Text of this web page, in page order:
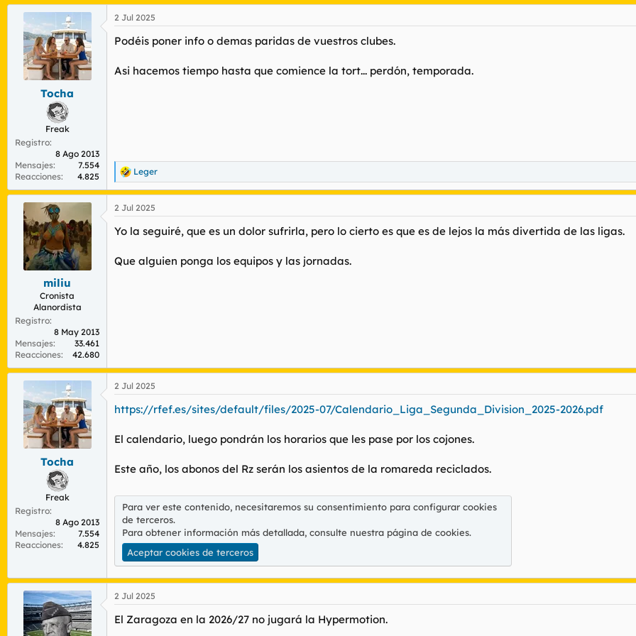
Tocha
Freak
Registro
8 Ago 2013
Mensajes
7.554
Reacciones
4.825
2 Jul 2025
Podéis poner info o demas paridas de vuestros clubes.
Asi hacemos tiempo hasta que comience la tort... perdón, temporada.
R
e
a
c
i
n
e
Leger
miliu
Cronista
Alanordista
Registro
8 May 2013
Mensajes
33.461
Reacciones
42.680
2 Jul 2025
Yo la seguiré, que es un dolor sufrirla, pero lo cierto es que es de lejos la más divertida de las ligas.
Que alguien ponga los equipos y las jornadas.
Tocha
Freak
Registro
8 Ago 2013
Mensajes
7.554
Reacciones
4.825
2 Jul 2025
https://rfef.es/sites/default/files/2025-07/Calendario_Liga_Segunda_Division_2025-2026.pdf
El calendario, luego pondrán los horarios que les pase por los cojones.
Este año, los abonos del Rz serán los asientos de la romareda reciclados.
Para ver este contenido, necesitaremos su consentimiento para configurar cookies
de terceros.
Para obtener información más detallada, consulte nuestra página de cookies.
Aceptar cookies de terceros
2 Jul 2025
El Zaragoza en la 2026/27 no jugará la Hypermotion.